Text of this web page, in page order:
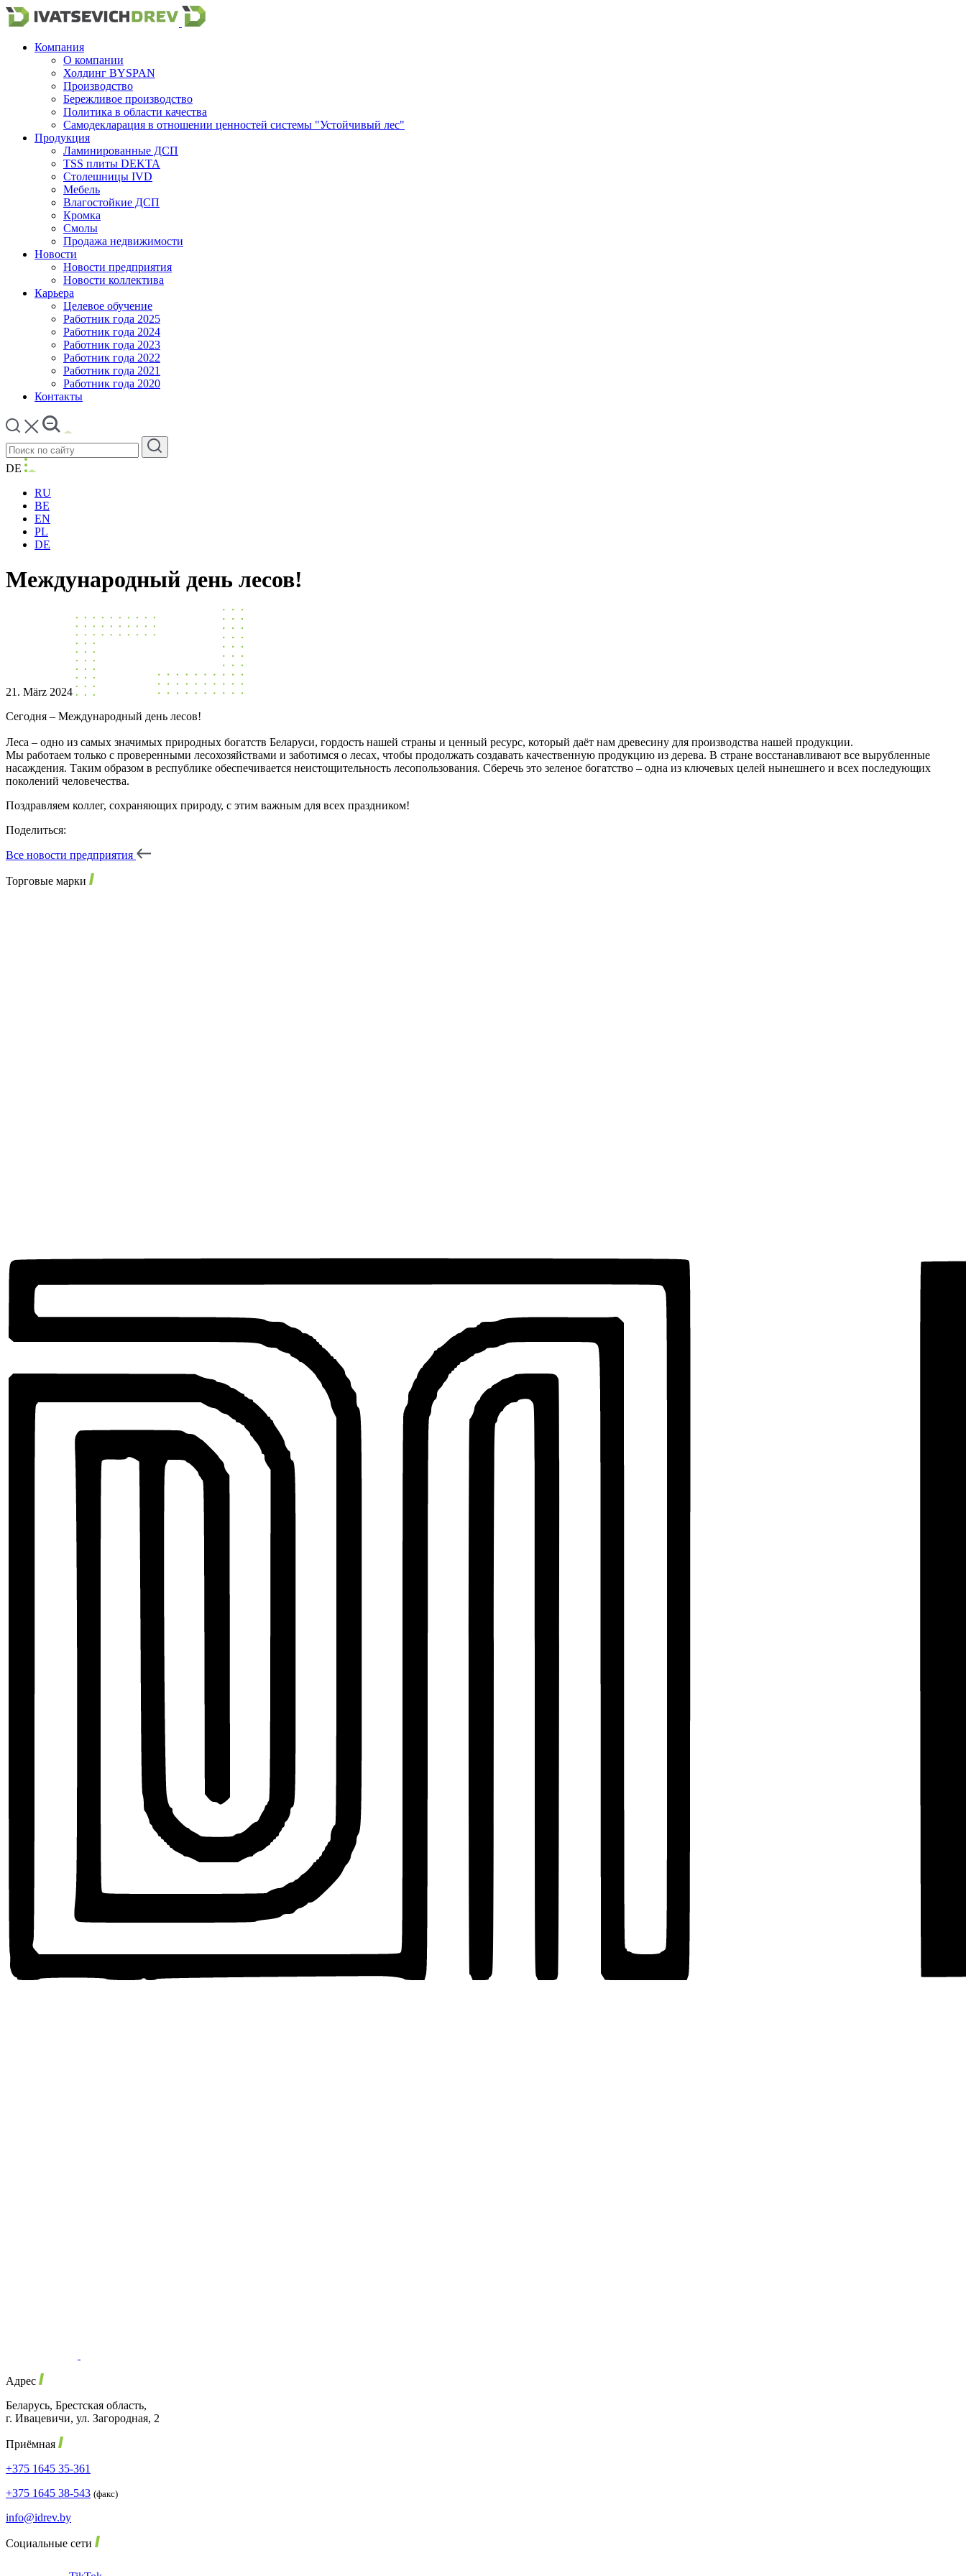
Компания
О компании
Холдинг BYSPAN
Производство
Бережливое производство
Политика в области качества
Самодекларация в отношении ценностей системы "Устойчивый лес"
Продукция
Ламинированные ДСП
TSS плиты DEKTA
Столешницы IVD
Мебель
Влагостойкие ДСП
Кромка
Смолы
Продажа недвижимости
Новости
Новости предприятия
Новости коллектива
Карьера
Целевое обучение
Работник года 2025
Работник года 2024
Работник года 2023
Работник года 2022
Работник года 2021
Работник года 2020
Контакты
DE
RU
BE
EN
PL
DE
Международный день лесов!
21. März 2024
Сегодня – Международный день лесов!
Леса – одно из самых значимых природных богатств Беларуси, гордость нашей страны и ценный ресурс, который даёт нам древесину для производства нашей продукции.
Мы работаем только с проверенными лесохозяйствами и заботимся о лесах, чтобы продолжать создавать качественную продукцию из дерева. В стране восстанавливают все вырубленные
насаждения. Таким образом в республике обеспечивается неистощительность лесопользования. Сберечь это зеленое богатство – одна из ключевых целей нынешнего и всех последующих
поколений человечества.
Поздравляем коллег, сохраняющих природу, с этим важным для всех праздником!
Поделиться:
Все новости предприятия
Торговые марки
Адрес
Беларусь, Брестская область,
г. Ивацевичи, ул. Загородная, 2
Приёмная
+375 1645 35-361
+375 1645 38-543 (факс)
info@idrev.by
Социальные сети